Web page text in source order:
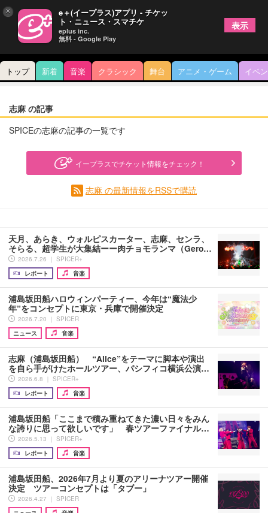
トップ 新着 音楽 クラシック 舞台 アニメ・ゲーム イベ
志麻 の記事
SPICEの志麻の記事の一覧です
イープラスでチケット情報をチェック！
志麻 の最新情報をRSSで購読
天月、あらき、ウォルピスカーター、志麻、センラ、
そらる、超学生が大集結ーー肉チョモランマ（Gero…
2026.7.26 ｜ SPICER+
レポート
音楽
浦島坂田船ハロウィンパーティー、今年は“魔法少
年”をコンセプトに東京・兵庫で開催決定
2026.7.20 ｜ SPICER
ニュース
音楽
志麻（浦島坂田船） “Alice”をテーマに脚本や演出
を自ら手がけたホールツアー、パシフィコ横浜公演…
2026.6.8 ｜ SPICER+
レポート
音楽
浦島坂田船「ここまで積み重ねてきた濃い日々をみん
な誇りに思って欲しいです」 春ツアーファイナル…
2026.5.13 ｜ SPICER+
レポート
音楽
浦島坂田船、2026年7月より夏のアリーナツアー開催
決定 ツアーコンセプトは「タブー」
2026.4.27 ｜ SPICER
× e＋(イープラス)アプリ - チケッ
ト・ニュース・スマチケ
eplus inc.
無料 - Google Play
表示